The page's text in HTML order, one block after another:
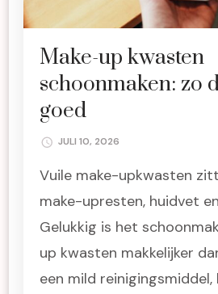
Make-up kwasten
schoonmaken: zo
goed
JULI 10, 2026
Vuile make-upkwasten
make-upresten, huidvet
Gelukkig is het
up kwasten makkelijker
een mild reinigingsmiddel,